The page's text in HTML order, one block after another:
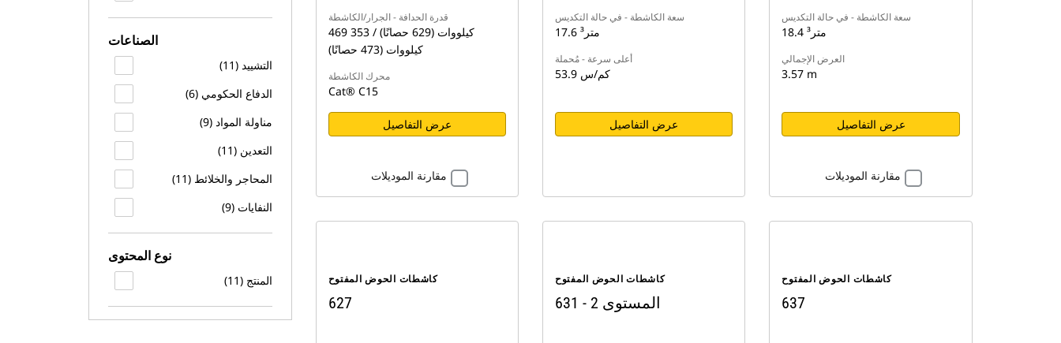
الصناعات
التشييد (11)
الدفاع الحكومي (6)
مناولة المواد (9)
التعدين (11)
المحاجر والخلائط (11)
النفايات (9)
نوع المحتوى
المنتج (11)
قدرة الحدافة - الجرار/الكاشطة
469 كيلووات (629 حصانًا) / 353
كيلووات (473 حصانًا)
محرك الكاشطة
Cat® C15
عرض التفاصيل
مقارنة الموديلات
سعة الكاشطة - في حالة التكديس
17.6 متر³
أعلى سرعة - مُحملة
53.9 كم/س
عرض التفاصيل
سعة الكاشطة - في حالة التكديس
18.4 متر³
العرض الإجمالي
3.57 m
عرض التفاصيل
مقارنة الموديلات
كاشطات الحوض المفتوح
627
كاشطات الحوض المفتوح
631 - المستوى 2
كاشطات الحوض المفتوح
637